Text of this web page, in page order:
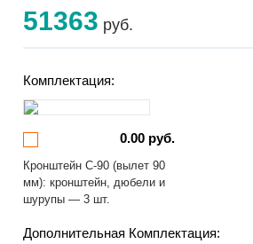
51363 руб.
Комплектация:
0.00 руб.
Кронштейн С-90 (вылет 90
мм): кронштейн, дюбели и
шурупы — 3 шт.
Дополнительная Комплектация: